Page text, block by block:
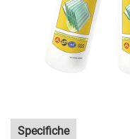
Specifiche